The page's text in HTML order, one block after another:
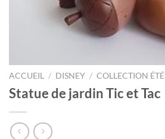
ACCUEIL / DISNEY / COLLECTION ÉTÉ
Statue de jardin Tic et Tac